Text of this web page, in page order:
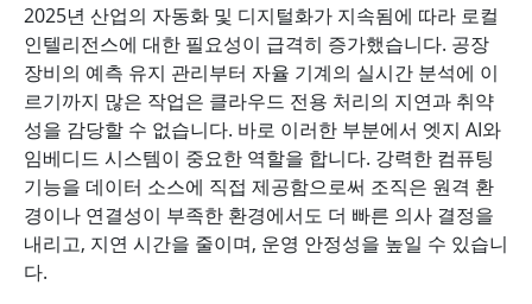
2025년 산업의 자동화 및 디지털화가 지속됨에 따라 로컬
인텔리전스에 대한 필요성이 급격히 증가했습니다. 공장
장비의 예측 유지 관리부터 자율 기계의 실시간 분석에 이
르기까지 많은 작업은 클라우드 전용 처리의 지연과 취약
성을 감당할 수 없습니다. 바로 이러한 부분에서 엣지 AI와
임베디드 시스템이 중요한 역할을 합니다. 강력한 컴퓨팅
기능을 데이터 소스에 직접 제공함으로써 조직은 원격 환
경이나 연결성이 부족한 환경에서도 더 빠른 의사 결정을
내리고, 지연 시간을 줄이며, 운영 안정성을 높일 수 있습니
다.